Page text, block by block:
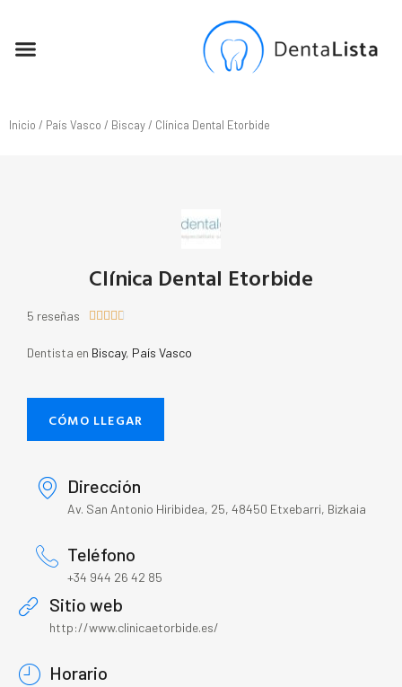
Inicio / País Vasco / Biscay/ Clínica Dental Etorbide
Clínica Dental Etorbide
5 reseñas     
Dentista en Biscay, País Vasco
CÓMO LLEGAR
Dirección
Av. San Antonio Hiribidea, 25, 48450 Etxebarri, Bizkaia
Teléfono
+34 944 26 42 85
Sitio web
http://www.clinicaetorbide.es/
Horario